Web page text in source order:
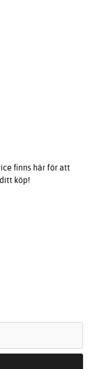
finns här för att
köp!